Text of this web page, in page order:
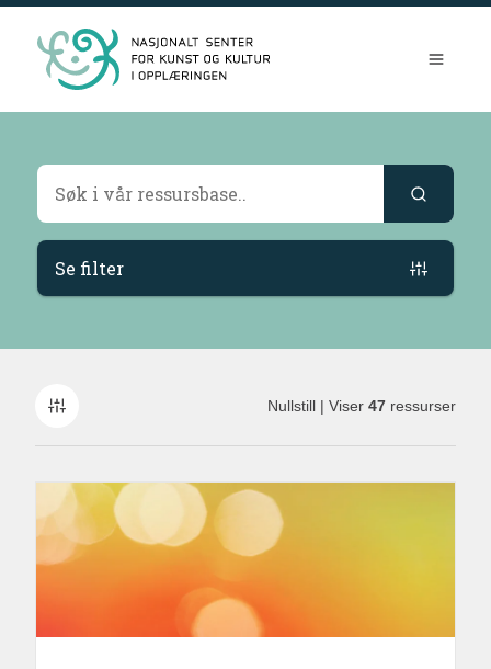
Søkeresultater
Se filter
Nullstill | Viser 47 ressurser